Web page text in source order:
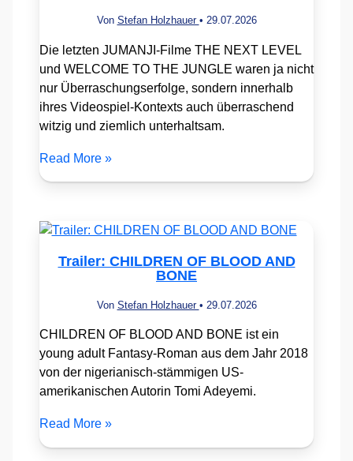
Von Stefan Holzhauer • 29.07.2026
Die letzten JUMANJI-Filme THE NEXT LEVEL
und WELCOME TO THE JUNGLE waren ja nicht
nur Überraschungserfolge, sondern innerhalb
ihres Videospiel-Kontexts auch überraschend
witzig und ziemlich unterhaltsam.
Read More »
Trailer: CHILDREN OF BLOOD AND
BONE
Von Stefan Holzhauer • 29.07.2026
CHILDREN OF BLOOD AND BONE ist ein
young adult Fantasy-Roman aus dem Jahr 2018
von der nigerianisch-stämmigen US-
amerikanischen Autorin Tomi Adeyemi.
Read More »